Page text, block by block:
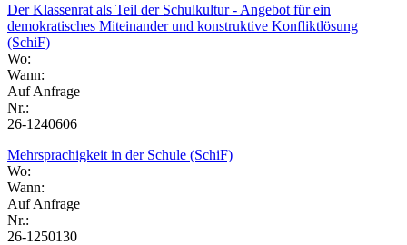
Der Klassenrat als Teil der Schulkultur - Angebot für ein
demokratisches Miteinander und konstruktive Konfliktlösung
(SchiF)
Wo:
Wann:
Auf Anfrage
Nr.:
26-1240606
Mehrsprachigkeit in der Schule (SchiF)
Wo:
Wann:
Auf Anfrage
Nr.:
26-1250130